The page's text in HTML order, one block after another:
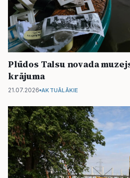
Plūdos Talsu novada
krājuma
21.07.2026 AKTUĀLĀKIE